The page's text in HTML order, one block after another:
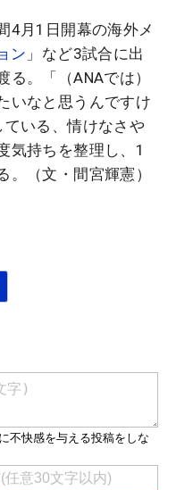
4月1日開幕の海外メ
ン 」など3試合に出
。「（ANAでは）
いなと思うんですけ
いる、情けなさや
気持ちを整理し、1
。（文・間宮輝憲）